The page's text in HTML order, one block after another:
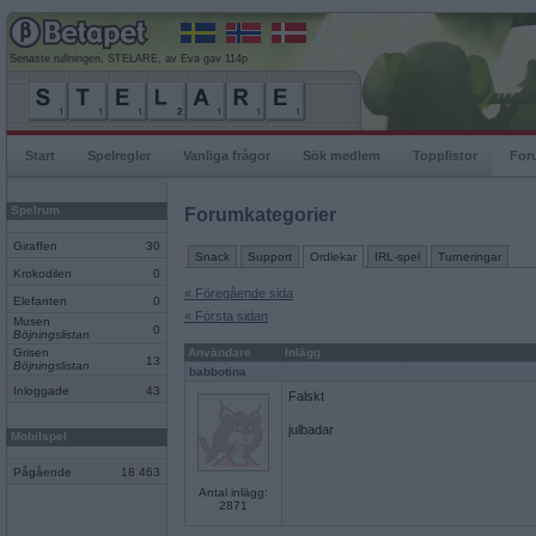
Senaste rullningen, STELARE, av Eva gav 114p
Start Spelregler Vanliga frågor Sök medlem Topplistor
Spelrum
Giraffen 30
Krokodilen 0
Elefanten
0
Musen
Böjningslistan
0
Grisen
Böjningslistan
13
Inloggade 43
Mobilspel
Pågående 18 463
Forumkategorier
Snack Support Ordlekar IRL-spel Turneringar
« Föregående sida
« Första sidan
Användare
Inlägg
babbotina
Antal inlägg:
2871
Falskt
julbadar